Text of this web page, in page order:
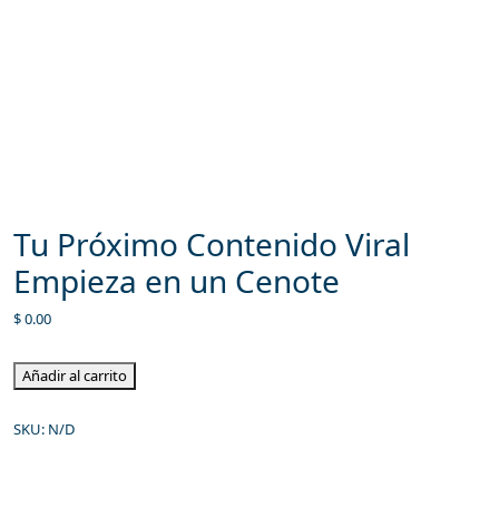
Tu Próximo Contenido Viral
Empieza en un Cenote
$0.00
Añadir al carrito
SKU: N/D